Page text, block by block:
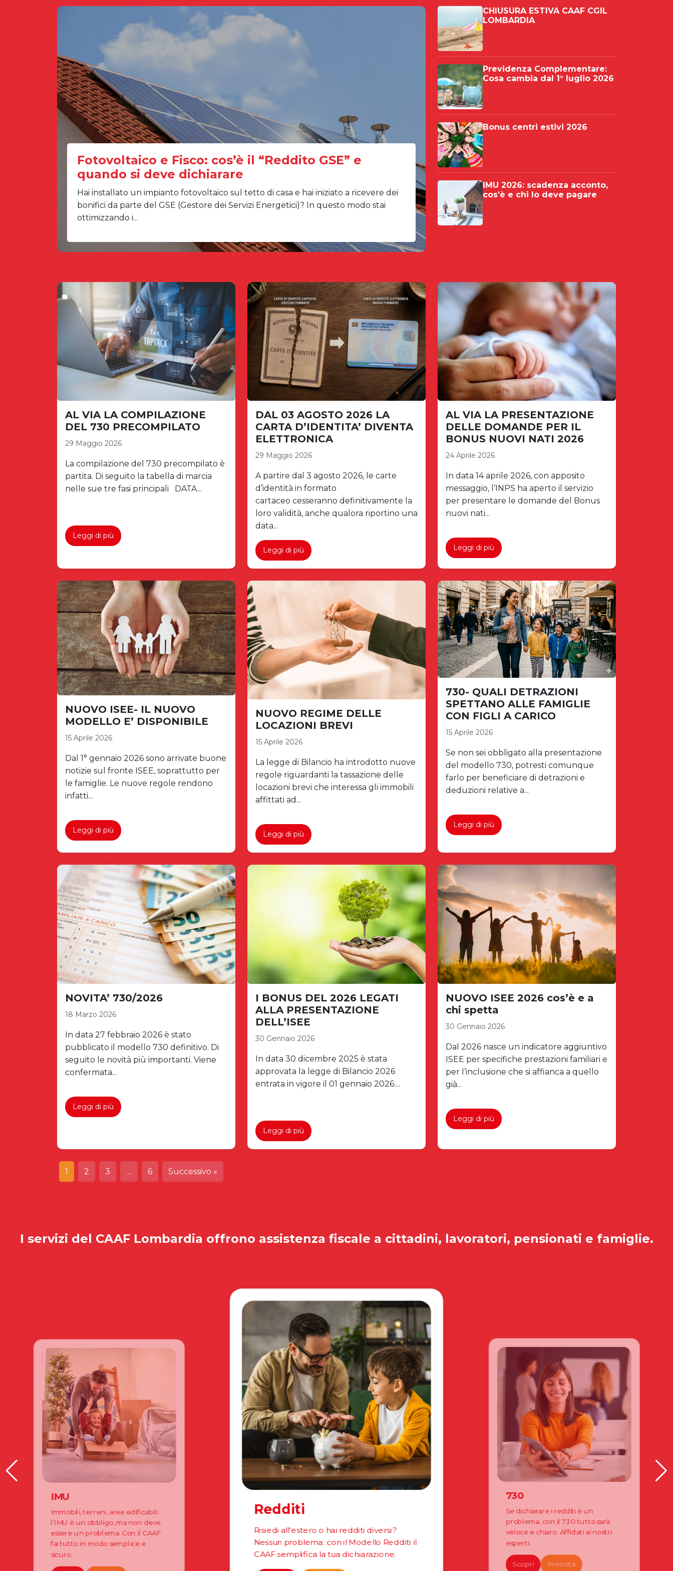
Fotovoltaico e Fisco: cos’è il “Reddito GSE” e
quando si deve dichiarare
Hai installato un impianto fotovoltaico sul tetto di casa e hai iniziato a ricevere dei
bonifici da parte del GSE (Gestore dei Servizi Energetici)? In questo modo stai
ottimizzando i...
CHIUSURA ESTIVA CAAF CGIL
LOMBARDIA
Previdenza Complementare:
Cosa cambia dal 1° luglio 2026
Bonus centri estivi 2026
IMU 2026: scadenza acconto,
cos’è e chi lo deve pagare
AL VIA LA COMPILAZIONE
DEL 730 PRECOMPILATO
29 Maggio 2026
La compilazione del 730 precompilato è
partita. Di seguito la tabella di marcia
nelle sue tre fasi principali DATA...
Leggi di più
DAL 03 AGOSTO 2026 LA
CARTA D’IDENTITA’ DIVENTA
ELETTRONICA
29 Maggio 2026
A partire dal 3 agosto 2026, le carte
d’identità in formato
cartaceo cesseranno definitivamente la
loro validità, anche qualora riportino una
data...
Leggi di più
AL VIA LA PRESENTAZIONE
DELLE DOMANDE PER IL
BONUS NUOVI NATI 2026
24 Aprile 2026
In data 14 aprile 2026, con apposito
messaggio, l’INPS ha aperto il servizio
per presentare le domande del Bonus
nuovi nati...
Leggi di più
NUOVO ISEE- IL NUOVO
MODELLO E’ DISPONIBILE
15 Aprile 2026
Dal 1° gennaio 2026 sono arrivate buone
notizie sul fronte ISEE, soprattutto per
le famiglie. Le nuove regole rendono
infatti...
Leggi di più
NUOVO REGIME DELLE
LOCAZIONI BREVI
15 Aprile 2026
La legge di Bilancio ha introdotto nuove
regole riguardanti la tassazione delle
locazioni brevi che interessa gli immobili
affittati ad...
Leggi di più
730- QUALI DETRAZIONI
SPETTANO ALLE FAMIGLIE
CON FIGLI A CARICO
15 Aprile 2026
Se non sei obbligato alla presentazione
del modello 730, potresti comunque
farlo per beneficiare di detrazioni e
deduzioni relative a...
Leggi di più
NOVITA’ 730/2026
18 Marzo 2026
In data 27 febbraio 2026 è stato
pubblicato il modello 730 definitivo. Di
seguito le novità più importanti. Viene
confermata...
Leggi di più
I BONUS DEL 2026 LEGATI
ALLA PRESENTAZIONE
DELL’ISEE
30 Gennaio 2026
In data 30 dicembre 2025 è stata
approvata la legge di Bilancio 2026
entrata in vigore il 01 gennaio 2026....
Leggi di più
NUOVO ISEE 2026 cos’è e a
chi spetta
30 Gennaio 2026
Dal 2026 nasce un indicatore aggiuntivo
ISEE per specifiche prestazioni familiari e
per l’inclusione che si affianca a quello
già...
Leggi di più
1 2 3 … 6 Successivo »
I servizi del CAAF Lombardia offrono assistenza fiscale a cittadini, lavoratori, pensionati e famiglie.
IMU
Immobili, terreni, aree edificabili:
l’IMU è un obbligo, ma non deve
essere un problema. Con il CAAF
fai tutto in modo semplice e
sicuro.
Redditi
Risiedi all’estero o hai redditi diversi?
Nessun problema: con il Modello Redditi il
CAAF semplifica la tua dichiarazione.
730
Se dichiarare i redditi è un
problema, con il 730 tutto sarà
veloce e chiaro. Affidati ai nostri
esperti.
Scopri Prenota